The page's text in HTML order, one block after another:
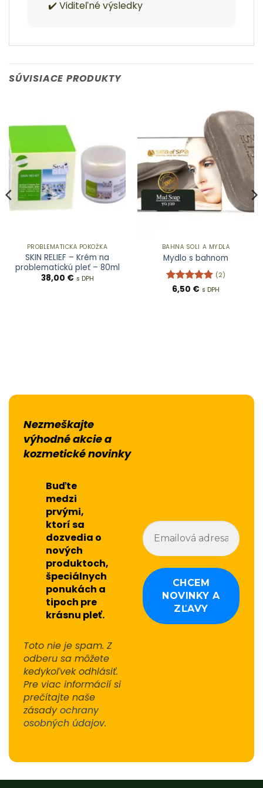
✔️ Viditeľné výsledky
SÚVISIACE PRODUKTY
PROBLEMATICKÁ POKOŽKA
SKIN RELIEF – Krém na
problematickú pleť – 80ml
38,00 € s DPH
BAHNÁ SOLI A MYDLÁ
Mydlo s bahnom
Hodnotenie
(2)
6,50 € s DPH
Nezmeškajte
výhodné akcie a
kozmetické novinky
Buďte
medzi
prvými,
ktorí sa
dozvedia o
nových
produktoch,
špeciálnych
ponukách a
tipoch pre
krásnu pleť.
Toto nie je spam. Z
odberu sa môžete
kedykoľvek odhlásiť.
Pre viac informácií si
prečítajte naše
zásadyochrany
osobných údajov.